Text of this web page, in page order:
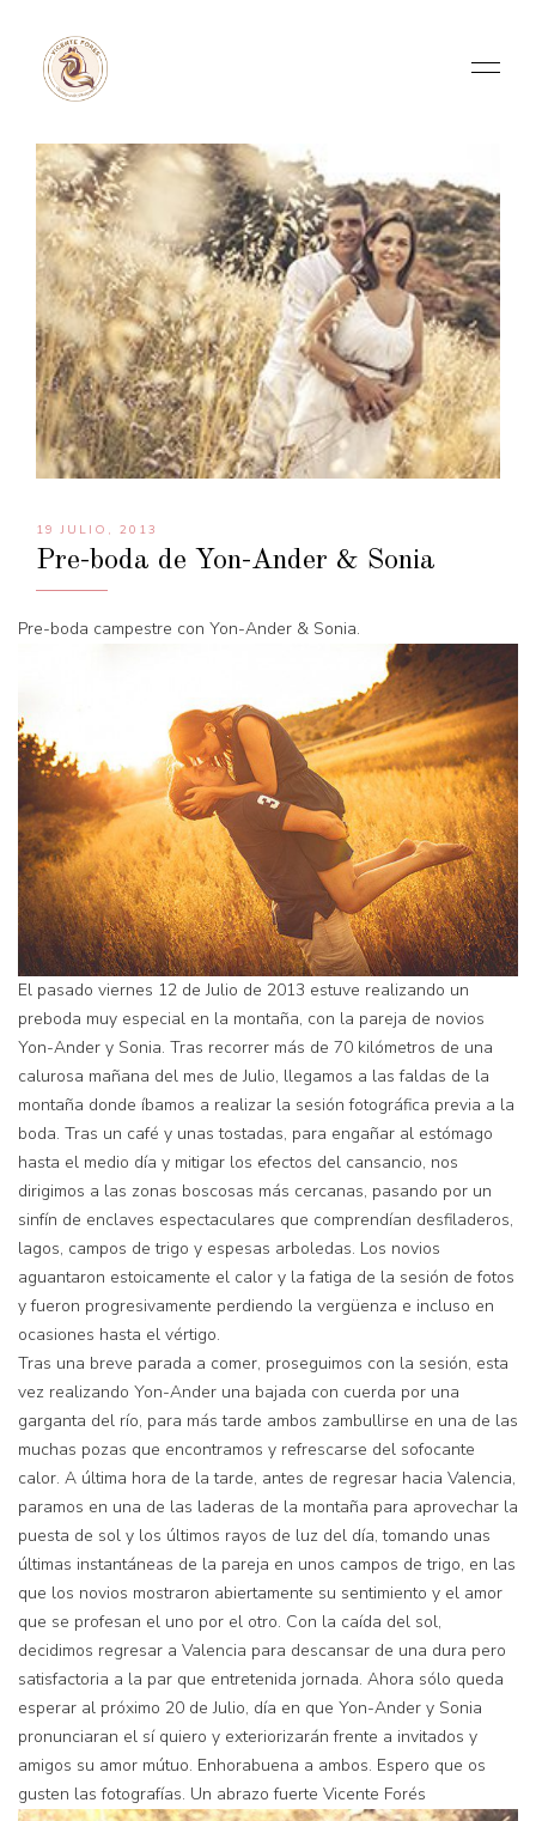
19 JULIO, 2013
Pre-boda de Yon-Ander & Sonia
Pre-boda campestre con Yon-Ander & Sonia.
El pasado viernes 12 de Julio de 2013 estuve realizando un
preboda muy especial en la montaña, con la pareja de novios
Yon-Ander y Sonia. Tras recorrer más de 70 kilómetros de una
calurosa mañana del mes de Julio, llegamos a las faldas de la
montaña donde íbamos a realizar la sesión fotográfica previa a la
boda. Tras un café y unas tostadas, para engañar al estómago
hasta el medio día y mitigar los efectos del cansancio, nos
dirigimos a las zonas boscosas más cercanas, pasando por un
sinfín de enclaves espectaculares que comprendían desfiladeros,
lagos, campos de trigo y espesas arboledas. Los novios
aguantaron estoicamente el calor y la fatiga de la sesión de fotos
y fueron progresivamente perdiendo la vergüenza e incluso en
ocasiones hasta el vértigo.
Tras una breve parada a comer, proseguimos con la sesión, esta
vez realizando Yon-Ander una bajada con cuerda por una
garganta del río, para más tarde ambos zambullirse en una de las
muchas pozas que encontramos y refrescarse del sofocante
calor. A última hora de la tarde, antes de regresar hacia Valencia,
paramos en una de las laderas de la montaña para aprovechar la
puesta de sol y los últimos rayos de luz del día, tomando unas
últimas instantáneas de la pareja en unos campos de trigo, en las
que los novios mostraron abiertamente su sentimiento y el amor
que se profesan el uno por el otro. Con la caída del sol,
decidimos regresar a Valencia para descansar de una dura pero
satisfactoria a la par que entretenida jornada. Ahora sólo queda
esperar al próximo 20 de Julio, día en que Yon-Ander y Sonia
pronunciaran el sí quiero y exteriorizarán frente a invitados y
amigos su amor mútuo. Enhorabuena a ambos. Espero que os
gusten las fotografías. Un abrazo fuerte Vicente Forés